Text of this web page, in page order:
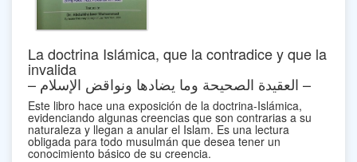
La doctrina Islámica, que la contradice y que la
invalida
– العقيدة الصحيحة وما يضادها ونواقض الإسلام –
Este libro hace una exposición de la doctrina-Islámica,
evidenciando algunas creencias que son contrarias a su
naturaleza y llegan a anular el Islam. Es una lectura
obligada para todo musulmán que desea tener un
conocimiento básico de su creencia.